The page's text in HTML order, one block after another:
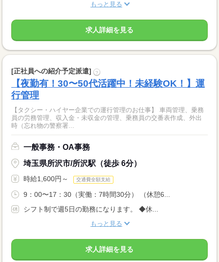
もっと見る
求人詳細を見る
[正社員への紹介予定派遣] ?
【夜勤有！30〜50代活躍中！未経験OK！】運
行管理
【タクシー・ハイヤー企業での運行管理のお仕事】 車両管理、乗務
員の労務管理、収入金・未収金の管理、乗務員の交番表作成、外出
時（忘れ物の警察署...
一般事務・OA事務
埼玉県所沢市/所沢駅（徒歩 6分）
時給1,600円～ 交通費全額支給
9：00〜17：30（実働：7時間30分） （休憩6...
シフト制で週5日の勤務になります。 ◆休...
もっと見る
求人詳細を見る